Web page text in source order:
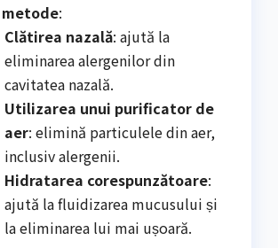
:
Clătirea nazală: ajută la
eliminarea alergenilor din
cavitatea nazală.
Utilizarea unui purificator de
aer: elimină particulele din aer,
inclusiv alergenii.
Hidratarea corespunzătoare:
ajută la fluidizarea mucusului și
la eliminarea lui mai ușoară.